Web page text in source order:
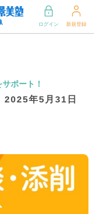
ログイン 新規登録
ポート！
2025年5月31日